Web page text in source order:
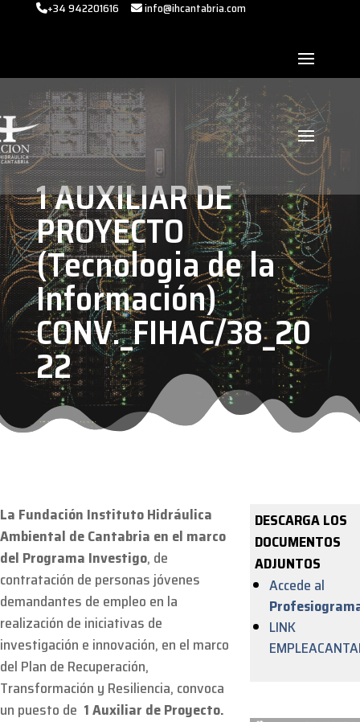
+34 942201616 info@ihcantabria.com
1 AUXILIAR DE
PROYECTO
(Tecnologia de la
Información)
CONV._FIHAC/38_20
22
La Fundación Instituto Hidráulica
Ambiental de Cantabria en el marco
del Programa Investigo, de
contratación de personas jóvenes
demandantes de empleo en la
realización de iniciativas de
investigación e innovación, en el marco
del Plan de Recuperación,
Transformación y Resiliencia, convoca
un puesto de 1 Auxiliar de Proyecto.
DESCARGA LOS
DOCUMENTOS
ADJUNTOS
Accede al
LINK